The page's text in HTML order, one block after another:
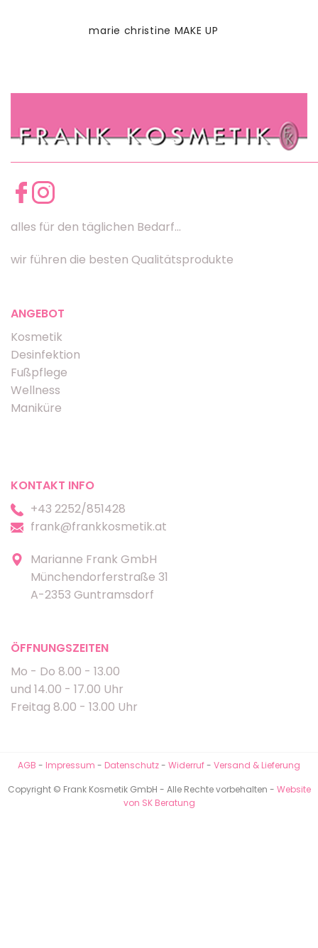
marie christine MAKE UP
alles für den täglichen Bedarf...
wir führen die besten Qualitätsprodukte
ANGEBOT
Kosmetik
Desinfektion
Fußpflege
Wellness
Maniküre
KONTAKT INFO
+43 2252/851428
frank@frankkosmetik.at
Marianne Frank GmbH
Münchendorferstraße 31
A-2353 Guntramsdorf
ÖFFNUNGSZEITEN
Mo - Do 8.00 - 13.00
und 14.00 - 17.00 Uhr
Freitag 8.00 - 13.00 Uhr
AGB - Impressum - Datenschutz- Widerruf- Versand & Lieferung
Copyright © Frank Kosmetik GmbH - Alle Rechte vorbehalten - Website
von SK Beratung